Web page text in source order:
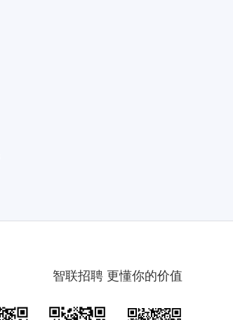
智联招聘 更懂你的价值